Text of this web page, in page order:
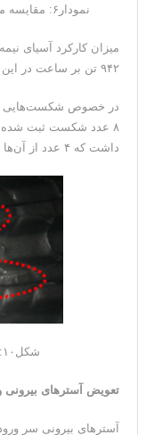
نمودار۶: مقایسه مدت زمان‌های تعویض آسترهای بدنه فاز ۲
۹۴۲ تن بر ساعت در این دوره بود.
در خصوص شکست‌هایی
داشت که ۴ عدد از آن‌ها منجر به تعویض شد(شکل۱۰).
شکل۱۰:شکستگی های آستر بدنه فاز ۲
تعویض آسترهای بیرونی